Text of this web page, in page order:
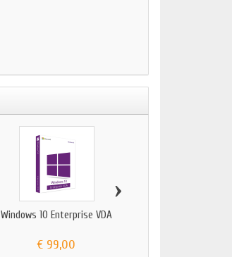
Windows 10 Enterprise VDA
€ 99,00
›